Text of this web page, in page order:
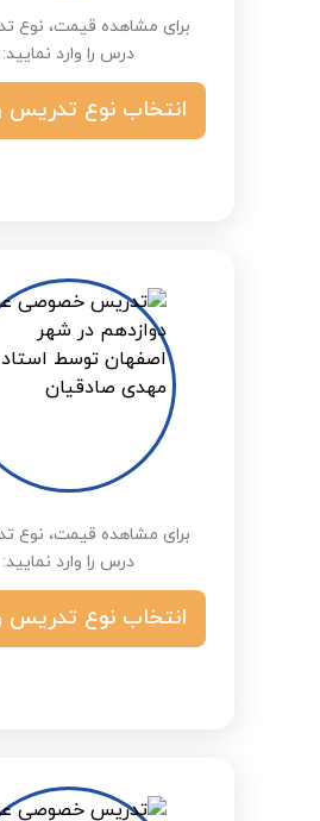
برای مشاهده قیمت، نوع
درس را وارد نمایید:
انتخاب نوع
برای مشاهده قیمت، نوع
درس را وارد نمایید:
انتخاب نوع